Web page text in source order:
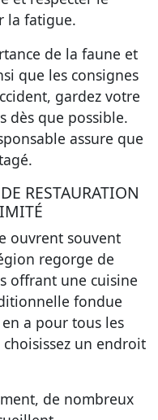
la fatigue.
de la faune et
que les consignes
gardez votre
dès que possible.
assure que
RESTAURATION
ouvrent souvent
regorge de
offrant une cuisine
fondue
a pour tous les
un endroit
, de nombreux